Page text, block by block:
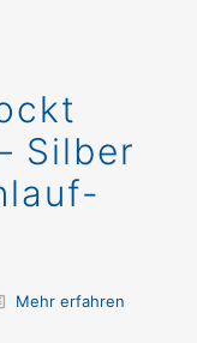
Silber
Mehr erfahren